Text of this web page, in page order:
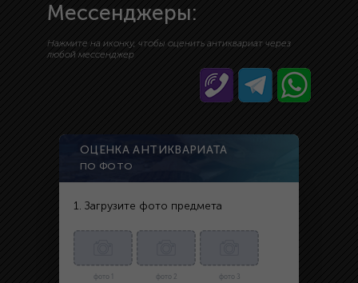
Мессенджеры:
Нажмите на иконку, чтобы оценить антиквариат через
любой мессенджер
ОЦЕНКА АНТИКВАРИАТА
ПО ФОТО
1. Загрузите фото предмета
фото 1 фото 2 фото 3